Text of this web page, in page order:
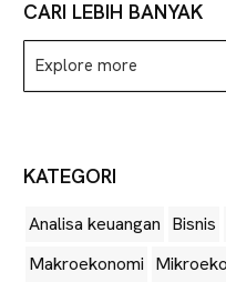
CARI LEBIH BANYAK
Explore
more
KATEGORI
Analisa keuangan Bisnis
Makroekonomi